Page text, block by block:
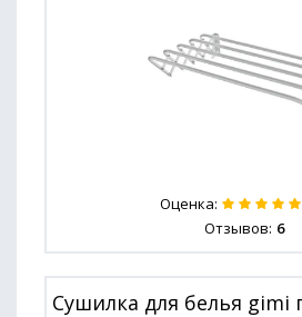
Оценка:
Отзывов: 6
Сушилка для белья gimi